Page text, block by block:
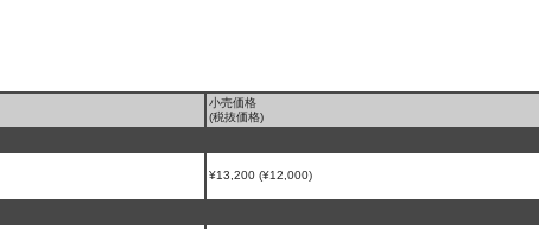
小売価格
(税抜価格)
¥13,200 (¥12,000)